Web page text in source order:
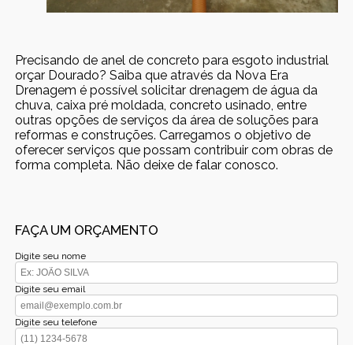
Precisando de anel de concreto para esgoto industrial
orçar Dourado? Saiba que através da Nova Era
Drenagem é possível solicitar drenagem de água da
chuva, caixa pré moldada, concreto usinado, entre
outras opções de serviços da área de soluções para
reformas e construções. Carregamos o objetivo de
oferecer serviços que possam contribuir com obras de
forma completa. Não deixe de falar conosco.
FAÇA UM ORÇAMENTO
Digite seu nome
Digite seu email
Digite seu telefone